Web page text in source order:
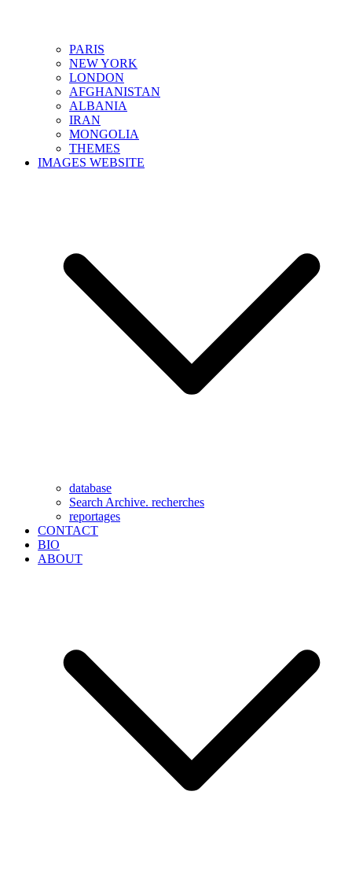
PARIS
NEW YORK
LONDON
AFGHANISTAN
ALBANIA
IRAN
MONGOLIA
THEMES
IMAGES WEBSITE
database
Search Archive. recherches
reportages
CONTACT
BIO
ABOUT